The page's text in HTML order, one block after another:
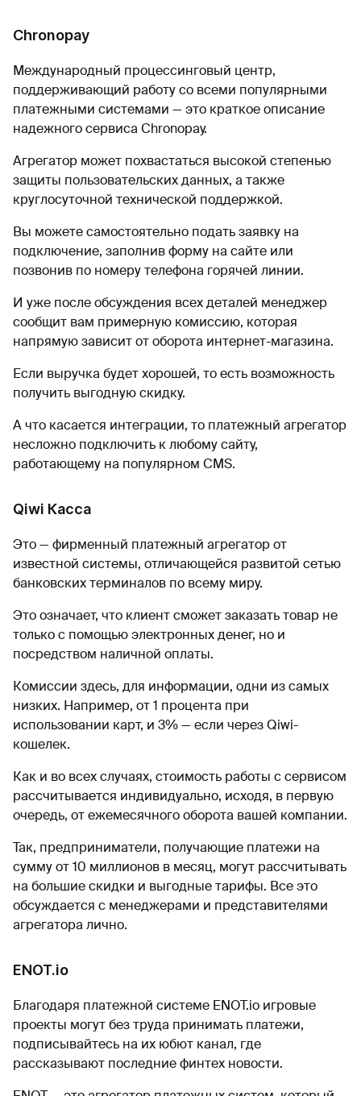
Chronopay
Международный процессинговый центр,
поддерживающий работу со всеми популярными
платежными системами — это краткое описание
надежного сервиса Chronopay.
Агрегатор может похвастаться высокой степенью
защиты пользовательских данных, а также
круглосуточной технической поддержкой.
Вы можете самостоятельно подать заявку на
подключение, заполнив форму на сайте или
позвонив по номеру телефона горячей линии.
И уже после обсуждения всех деталей менеджер
сообщит вам примерную комиссию, которая
напрямую зависит от оборота интернет-магазина.
Если выручка будет хорошей, то есть возможность
получить выгодную скидку.
А что касается интеграции, то платежный агрегатор
несложно подключить к любому сайту,
работающему на популярном CMS.
Qiwi Касса
Это — фирменный платежный агрегатор от
известной системы, отличающейся развитой сетью
банковских терминалов по всему миру.
Это означает, что клиент сможет заказать товар не
только с помощью электронных денег, но и
посредством наличной оплаты.
Комиссии здесь, для информации, одни из самых
низких. Например, от 1 процента при
использовании карт, и 3% — если через Qiwi-
кошелек.
Как и во всех случаях, стоимость работы с сервисом
рассчитывается индивидуально, исходя, в первую
очередь, от ежемесячного оборота вашей компании.
Так, предприниматели, получающие платежи на
сумму от 10 миллионов в месяц, могут рассчитывать
на большие скидки и выгодные тарифы. Все это
обсуждается с менеджерами и представителями
агрегатора лично.
ENOT.io
Благодаря платежной системе ENOT.io игровые
проекты могут без труда принимать платежи,
подписывайтесь на их юбют канал, где
рассказывают последние финтех новости.